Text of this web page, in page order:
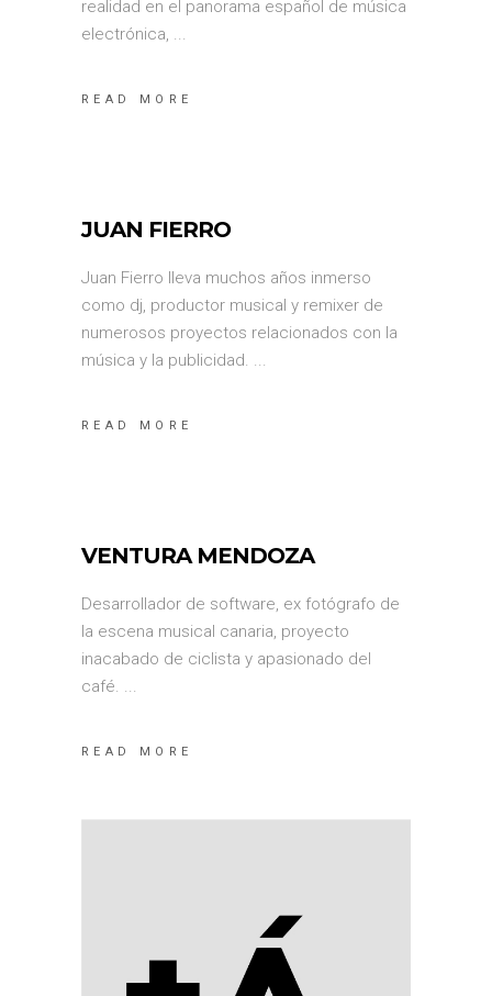
realidad en el panorama español de música
electrónica,
READ MORE
JUAN FIERRO
Juan Fierro lleva muchos años inmerso
como dj, productor musical y remixer de
numerosos proyectos relacionados con la
música y la publicidad.
READ MORE
VENTURA MENDOZA
Desarrollador de software, ex fotógrafo de
la escena musical canaria, proyecto
inacabado de ciclista y apasionado del
café.
READ MORE